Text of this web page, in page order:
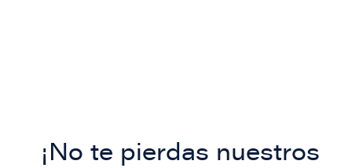
¡No te pierdas nuestros